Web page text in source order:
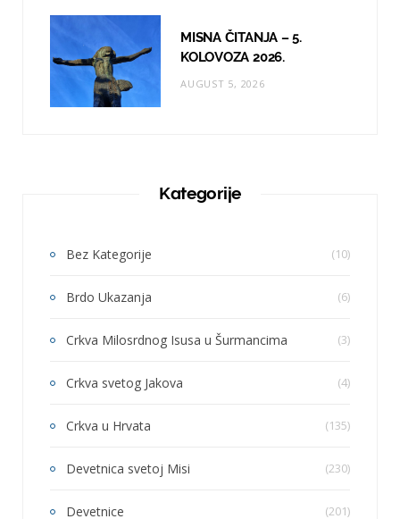
MISNA ČITANJA – 5.
KOLOVOZA 2026.
AUGUST 5, 2026
Kategorije
Bez Kategorije (10)
Brdo Ukazanja (6)
Crkva Milosrdnog Isusa u Šurmancima (3)
Crkva svetog Jakova (4)
Crkva u Hrvata (135)
Devetnica svetoj Misi (230)
Devetnice (201)